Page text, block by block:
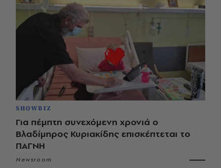
SHOWBIZ
Για πέμπτη συνεχόμενη χρονιά ο
Βλαδίμηρος Κυριακίδης επισκέπτεται το
ΠΑΓΝΗ
Newsroom